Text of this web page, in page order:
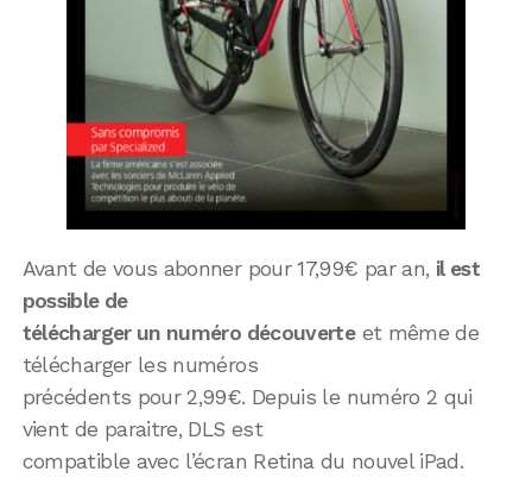
Avant de vous abonner pour 17,99€ par an, il est
possible de
télécharger un numéro découverteet même de
télécharger les numéros
précédents pour 2,99€. Depuis le numéro 2 qui
vient de paraitre, DLS est
compatible avec l’écran Retina du nouvel iPad.